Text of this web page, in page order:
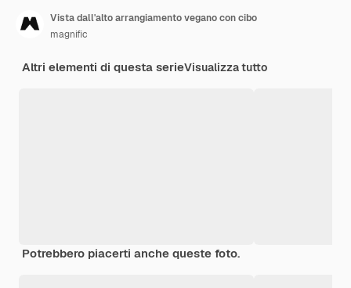
Vista dall'alto arrangiamento vegano con cibo
magnific
Altri elementi di questa serieVisualizza tutto
Potrebbero piacerti anche queste foto.